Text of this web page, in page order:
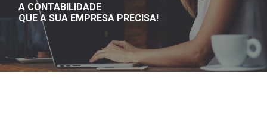
A CONTABILIDADE
QUE A SUA EMPRESA PRECISA!